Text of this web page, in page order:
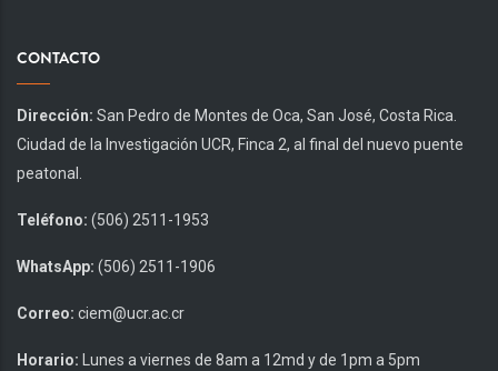
CONTACTO
Dirección: San Pedro de Montes de Oca, San José, Costa Rica.
Ciudad de la Investigación UCR, Finca 2, al final del nuevo puente
peatonal.
Teléfono: (506) 2511-1953
WhatsApp: (506) 2511-1906
Correo: ciem@ucr.ac.cr
Horario: Lunes a viernes de 8am a 12md y de 1pm a 5pm